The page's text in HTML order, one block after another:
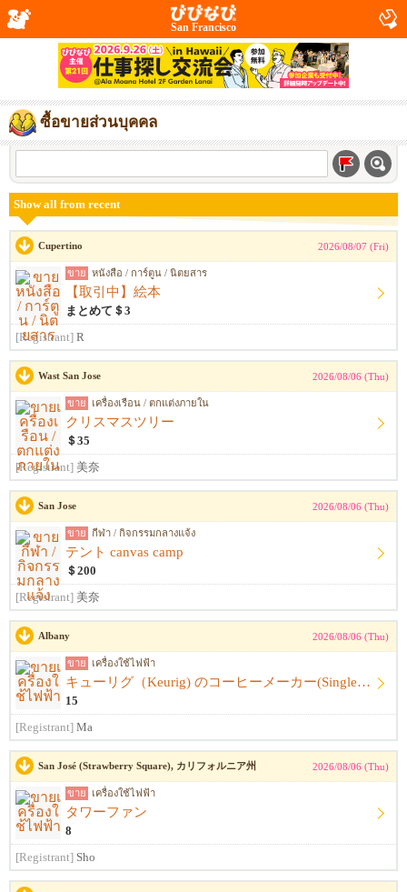
San Francisco
ซื้อขายส่วนบุคคล
Show all from recent
Cupertino 2026/08/07 (Fri)
ขาย หนังสือ / การ์ตูน / นิตยสาร
【取引中】絵本
まとめて＄3
[Registrant] R
Wast San Jose 2026/08/06 (Thu)
ขาย เครื่องเรือน / ตกแต่งภายใน
クリスマスツリー
＄35
[Registrant] 美奈
San Jose 2026/08/06 (Thu)
ขาย กีฬา / กิจกรรมกลางแจ้ง
テント canvas camp
＄200
[Registrant] 美奈
Albany 2026/08/06 (Thu)
ขาย เครื่องใช้ไฟฟ้า
キューリグ（Keurig) のコーヒーメーカー(Single Serve Coffee) Maker
15
[Registrant] Ma
San José (Strawberry Square), カリフォルニア州 2026/08/06 (Thu)
ขาย เครื่องใช้ไฟฟ้า
タワーファン
8
[Registrant] Sho